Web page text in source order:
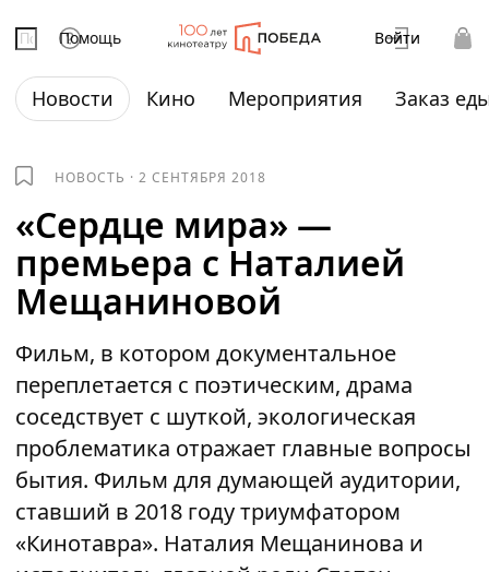
Помощь Войти
Новости Кино Мероприятия Заказ
НОВОСТЬ ·2 СЕНТЯБРЯ 2018
«Сердце мира» —
премьера с Наталией
Мещаниновой
Фильм, в котором документальное
переплетается с поэтическим, драма
соседствует с шуткой, экологическая
проблематика отражает главные вопросы
бытия. Фильм для думающей аудитории,
ставший в 2018 году триумфатором
«Кинотавра». Наталия Мещанинова и